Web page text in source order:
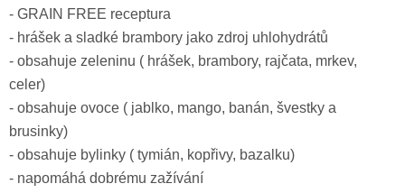
- GRAIN FREE receptura
- hrášek a sladké brambory jako zdroj uhlohydrátů
- obsahuje zeleninu ( hrášek, brambory, rajčata, mrkev,
celer)
- obsahuje ovoce ( jablko, mango, banán, švestky a
brusinky)
- obsahuje bylinky ( tymián, kopřivy, bazalku)
- napomáhá dobrému zažívání